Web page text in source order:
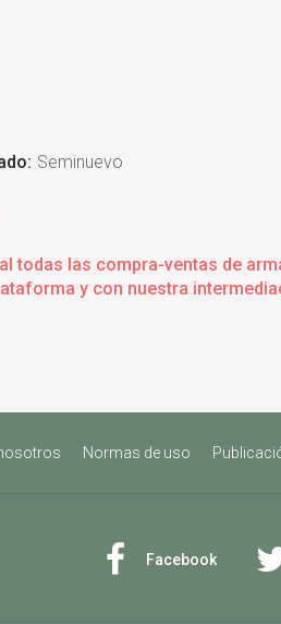
Seminuevo
todas las compra-ventas de
y con nuestra
Normas de uso
Facebook